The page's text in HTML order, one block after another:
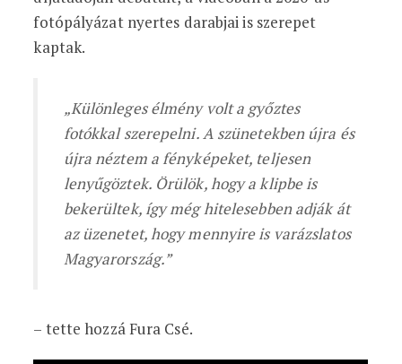
fotópályázat nyertes darabjai is szerepet
kaptak.
„Különleges élmény volt a győztes
fotókkal szerepelni. A szünetekben újra és
újra néztem a fényképeket, teljesen
lenyűgöztek. Örülök, hogy a klipbe is
bekerültek, így még hitelesebben adják át
az üzenetet, hogy mennyire is varázslatos
Magyarország.”
– tette hozzá Fura Csé.